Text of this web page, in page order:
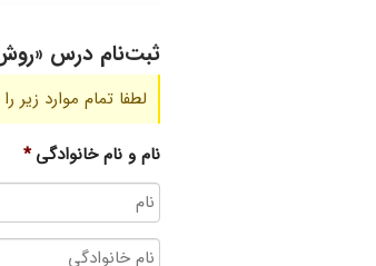
ثبت‌نام درس
لطفا تمام موارد زیر
نام و نام خانوادگی *